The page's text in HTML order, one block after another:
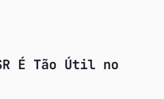
É Tão Útil no